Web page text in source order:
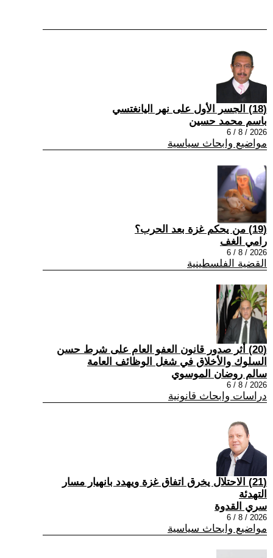
(18) الجسر الأول على نهر اليانغتسي
باسم محمد حسين
2026 / 8 / 6
مواضيع وابحاث سياسية
(19) من يحكم غزة بعد الحرب؟
رامي الغف
2026 / 8 / 6
القضية الفلسطينية
(20) أثر صدور قانون العفو العام على شرط حسن
السلوك والأخلاق في شغل الوظائف العامة
سالم روضان الموسوي
2026 / 8 / 6
دراسات وابحاث قانونية
(21) الاحتلال يخرق اتفاق غزة ويهدد بانهيار مسار
التهدئة
سري القدوة
2026 / 8 / 6
مواضيع وابحاث سياسية